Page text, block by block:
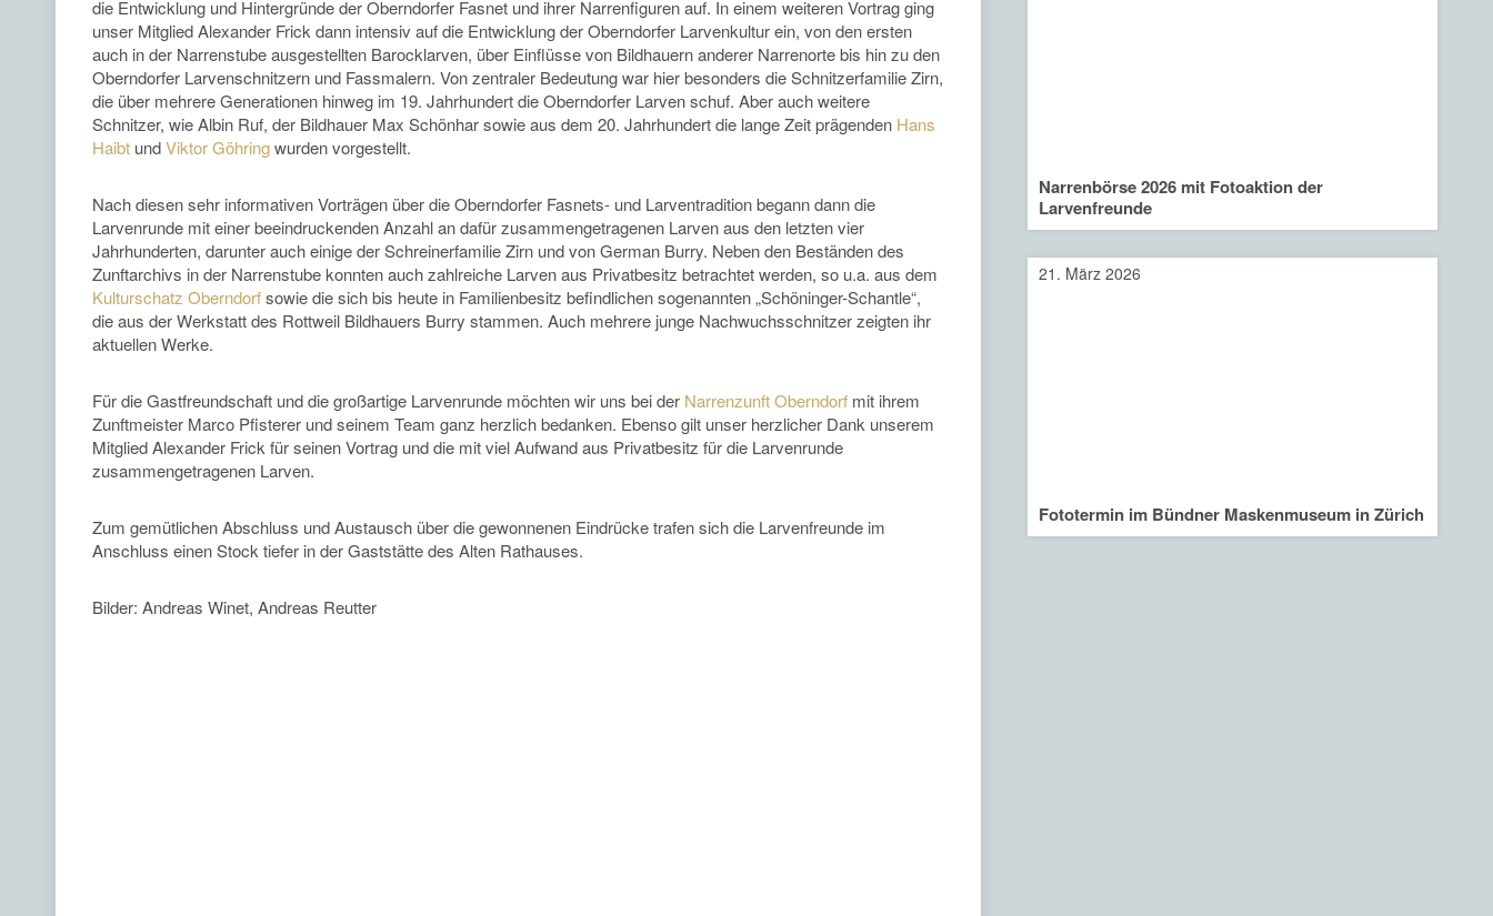
die Entwicklung und Hintergründe der Oberndorfer Fasnet und ihrer Narrenfiguren auf. In einem weiteren Vortrag ging
unser Mitglied Alexander Frick dann intensiv auf die Entwicklung der Oberndorfer Larvenkultur ein, von den ersten
auch in der Narrenstube ausgestellten Barocklarven, über Einflüsse von Bildhauern anderer Narrenorte bis hin zu den
Oberndorfer Larvenschnitzern und Fassmalern. Von zentraler Bedeutung war hier besonders die Schnitzerfamilie Zirn,
die über mehrere Generationen hinweg im 19. Jahrhundert die Oberndorfer Larven schuf. Aber auch weitere
Schnitzer, wie Albin Ruf, der Bildhauer Max Schönhar sowie aus dem 20. Jahrhundert die lange Zeit prägenden Hans
Haibt undViktor Göhringwurden vorgestellt.
Nach diesen sehr informativen Vorträgen über die Oberndorfer Fasnets- und Larventradition begann dann die
Larvenrunde mit einer beeindruckenden Anzahl an dafür zusammengetragenen Larven aus den letzten vier
Jahrhunderten, darunter auch einige der Schreinerfamilie Zirn und von German Burry. Neben den Beständen des
Zunftarchivs in der Narrenstube konnten auch zahlreiche Larven aus Privatbesitz betrachtet werden, so u.a. aus dem
Kulturschatz Oberndorfsowie die sich bis heute in Familienbesitz befindlichen sogenannten „Schöninger-Schantle“,
die aus der Werkstatt des Rottweil Bildhauers Burry stammen. Auch mehrere junge Nachwuchsschnitzer zeigten ihr
aktuellen Werke.
Für die Gastfreundschaft und die großartige Larvenrunde möchten wir uns bei der Narrenzunft Oberndorf mit ihrem
Zunftmeister Marco Pfisterer und seinem Team ganz herzlich bedanken. Ebenso gilt unser herzlicher Dank unserem
Mitglied Alexander Frick für seinen Vortrag und die mit viel Aufwand aus Privatbesitz für die Larvenrunde
zusammengetragenen Larven.
Zum gemütlichen Abschluss und Austausch über die gewonnenen Eindrücke trafen sich die Larvenfreunde im
Anschluss einen Stock tiefer in der Gaststätte des Alten Rathauses.
Bilder: Andreas Winet, Andreas Reutter
Narrenbörse 2026 mit Fotoaktion der
Larvenfreunde
Fototermin im Bündner Maskenmuseum in Zürich
21. März 2026